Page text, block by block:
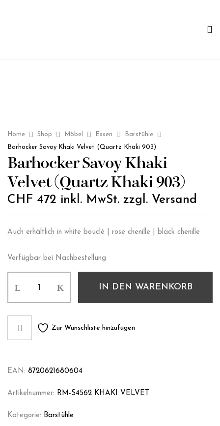
Home Shop Möbel Essen
Barstühle
Barhocker Savoy Khaki Velvet (Quartz Khaki 903)
Barhocker Savoy Khaki
Velvet (Quartz Khaki 903)
CHF 472 inkl. MwSt. zzgl. Versand
Auch erhältlich in white bouclé | rose chenille | black chenille
Verfügbar bei Nachbestellung
IN DEN WARENKORB
Zur Wunschliste hinzufügen
EAN: 8720621680604
Artikelnummer: RM-S4562 KHAKI VELVET
Kategorie: Barstühle